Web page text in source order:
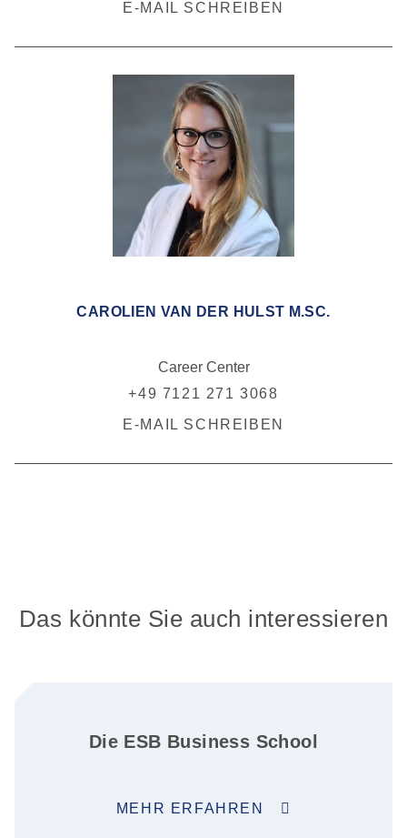
E-MAIL SCHREIBEN
CAROLIEN VAN DER HULST M.SC.
Career Center
+49 7121 271 3068
E-MAIL SCHREIBEN
Das könnte Sie auch interessieren
Die ESB Business School
MEHR ERFAHREN